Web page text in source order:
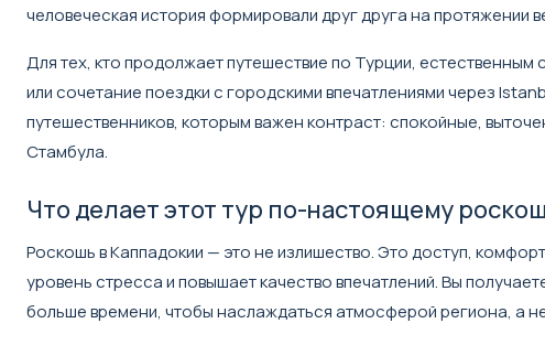
человеческая история формировали друг друга на протяжении
Для тех, кто продолжает путешествие по Турции,
или сочетание поездки с городскими впечатлениями через
путешественников, которым важен контраст: спокойные,
Стамбула.
Что делает этот тур по-настоящему
Роскошь в Каппадокии — это не излишество. Это доступ,
уровень стресса и повышает качество впечатлений. Вы
больше времени, чтобы наслаждаться атмосферой региона, а